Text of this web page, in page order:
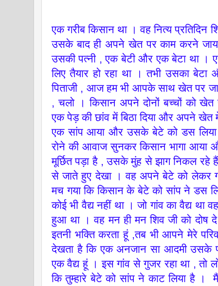
एक गरीब किसान था । वह नित्य प्रतिदिन
उसके बाद ही अपने खेत पर काम करने
उसकी पत्नी , एक बेटी और एक बेटा था ।
लिए तैयार हो रहा था । तभी उसका
पिताजी , आज हम भी आपके साथ खेत पर
, चलो । किसान अपने दोनों बच्चों को
एक पेड़ की छांव में बिठा दिया और अपने खेत
एक सांप आया और उसके बेटे को डस लिया
रोने की आवाज सुनकर किसान भागा आया
मूर्छित पड़ा है , उसके मुंह से झाग निकल रहे
से जाते हुए देखा । वह अपने बेटे को लेकर
मच गया कि किसान के बेटे को सांप ने डस
कोई भी वैद्य नहीं था । जो गांव का वैद्य था
हुआ था । वह मन ही मन शिव जी को दोष
इतनी भक्ति करता हूं ,तब भी आपने मेरे
देखता है कि एक अनजान सा आदमी उसके
एक वैद्य हूं । इस गांव से गुजर रहा था , तो
कि तुम्हारे बेटे को सांप ने काट लिया है ।